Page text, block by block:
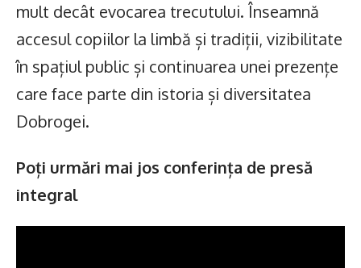
mult decât evocarea trecutului. Înseamnă
accesul copiilor la limbă și tradiții, vizibilitate
în spațiul public și continuarea unei prezențe
care face parte din istoria și diversitatea
Dobrogei.
Poți urmări mai jos conferința de presă
integral